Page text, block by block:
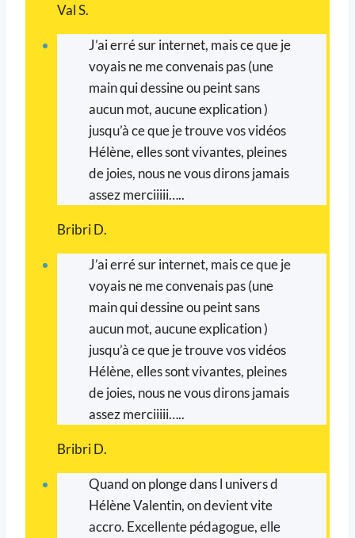
Val S.
J’ai erré sur internet, mais ce que je
voyais ne me convenais pas (une
main qui dessine ou peint sans
aucun mot, aucune explication )
jusqu’à ce que je trouve vos vidéos
Hélène, elles sont vivantes, pleines
de joies, nous ne vous dirons jamais
assez merciiiii…..
Bribri D.
J’ai erré sur internet, mais ce que je
voyais ne me convenais pas (une
main qui dessine ou peint sans
aucun mot, aucune explication )
jusqu’à ce que je trouve vos vidéos
Hélène, elles sont vivantes, pleines
de joies, nous ne vous dirons jamais
assez merciiiii…..
Bribri D.
Quand on plonge dans l univers d
Hélène Valentin, on devient vite
accro. Excellente pédagogue, elle